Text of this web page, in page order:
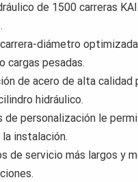
de 1500 carreras
diámetro
cargas pesadas.
de acero de alta
hidráulico.
de personalización le
instalación.
de servicio más largos y